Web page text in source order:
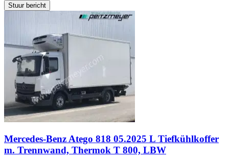
Stuur bericht
Mercedes-Benz Atego 818 05.2025 L Tiefkühlkoffer
m. Trennwand, Thermok T 800, LBW